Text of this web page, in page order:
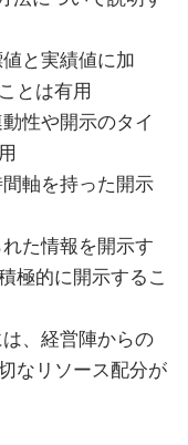
と実績値に加
とは有用
性や開示のタイ
軸を持った開示
た情報を開示す
極的に開示するこ
、経営陣からの
なリソース配分が